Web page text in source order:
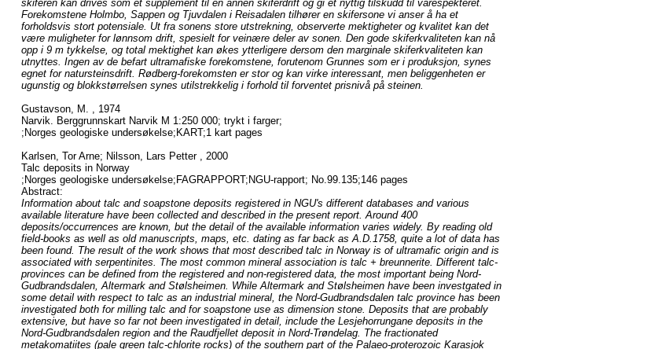
skiferen kan drives som et supplement til en annen skiferdrift og gi et nyttig tilskudd til varespekteret.
Forekomstene Holmbo, Sappen og Tjuvdalen i Reisadalen tilhører en skifersone vi anser å ha et
forholdsvis stort potensiale. Ut fra sonens store utstrekning, observerte mektigheter og kvalitet kan det
være muligheter for lønnsom drift, spesielt for veinære deler av sonen. Den gode skiferkvaliteten kan nå
opp i 9 m tykkelse, og total mektighet kan økes ytterligere dersom den marginale skiferkvaliteten kan
utnyttes. Ingen av de befart ultramafiske forekomstene, forutenom Grunnes som er i produksjon, synes
egnet for natursteinsdrift. Rødberg-forekomsten er stor og kan virke interessant, men beliggenheten er
ugunstig og blokkstørrelsen synes utilstrekkelig i forhold til forventet prisnivå på steinen.
Gustavson, M. , 1974
Narvik. Berggrunnskart Narvik M 1:250 000; trykt i farger;
;Norges geologiske undersøkelse;KART;1 kart pages
Karlsen, Tor Arne; Nilsson, Lars Petter , 2000
Talc deposits in Norway
;Norges geologiske undersøkelse;FAGRAPPORT;NGU-rapport; No.99.135;146 pages
Abstract:
Information about talc and soapstone deposits registered in NGU's different databases and various
available literature have been collected and described in the present report. Around 400
deposits/occurrences are known, but the detail of the available information varies widely. By reading old
field-books as well as old manuscripts, maps, etc. dating as far back as A.D.1758, quite a lot of data has
been found. The result of the work shows that most described talc in Norway is of ultramafic origin and is
associated with serpentinites. The most common mineral association is talc + breunnerite. Different talc-
provinces can be defined from the registered and non-registered data, the most important being Nord-
Gudbrandsdalen, Altermark and Stølsheimen. While Altermark and Stølsheimen have been investgated in
some detail with respect to talc as an industrial mineral, the Nord-Gudbrandsdalen talc province has been
investigated both for milling talc and for soapstone use as dimension stone. Deposits that are probably
extensive, but have so far not been investigated in detail, include the Lesjehorrungane deposits in the
Nord-Gudbrandsdalen region and the Raudfjellet deposit in Nord-Trøndelag. The fractionated
metakomatiites (pale green talc-chlorite rocks) of the southern part of the Palaeo-proterozoic Karasjok